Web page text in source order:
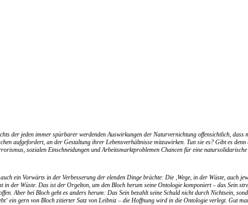
der jeden immer spürbarer werdenden Auswirkungen der Naturvernichtung offensichtlich,
aufgefordert, an der Gestaltung ihrer Lebensverhältnisse mitzuwirken. Tun sie es? Gibt es
sozialen Einschneidungen und Arbeitsmarktproblemen Chancen für eine
ein Vorwärts in der Verbesserung der elenden Dinge brächte: Die ‚Wege, in der Wüste, auch
der Wüste. Das ist der Orgelton, um den Bloch herum seine Ontologie komponiert – das Sein
Aber bei Bloch geht es anders herum: Das Sein bezahlt seine Schuld nicht durch Nichtsein,
ein gern von Bloch zitierter Satz von Leibniz – die Hoffnung wird in die Ontologie verlegt. Gut